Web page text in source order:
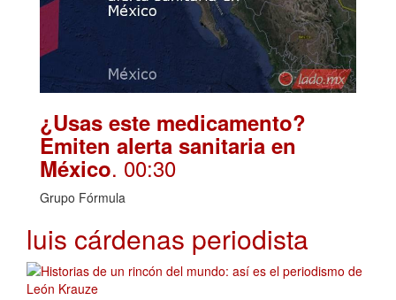
¿Usas este medicamento?
Emiten alerta sanitaria en
México. 00:30
Grupo Fórmula
luis cárdenas periodista